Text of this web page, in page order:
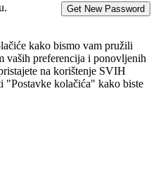
kako bismo vam pružili
vaših preferencija i ponovljenih
na korištenje SVIH
"Postavke kolačića" kako biste